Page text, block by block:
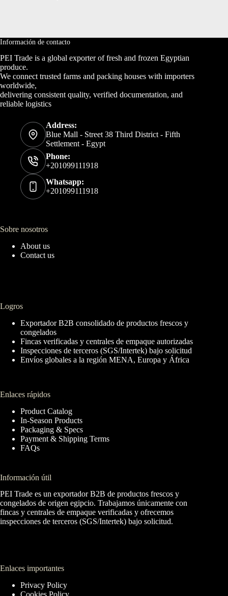
Información de contacto
PEI Trade is a global exporter of fresh and frozen Egyptian
produce.
We connect trusted farms and packing houses with importers
worldwide,
delivering consistent quality, verified documentation, and
reliable logistics
Address:
Blue Mall - Street 38 Third District - Fifth
Settlement - Egypt
Phone:
+201099111918
Whatsapp:
+201099111918
Sobre nosotros
About us
Contact us
Logros
Exportador B2B consolidado de productos frescos y
congelados
Fincas verificadas y centrales de empaque autorizadas
Inspecciones de terceros (SGS/Intertek) bajo solicitud
Envíos globales a la región MENA, Europa y África
Enlaces rápidos
Product Catalog
In-Season Products
Packaging & Specs
Payment & Shipping Terms
FAQs
Información útil
PEI Trade es un exportador B2B de productos frescos y
congelados de origen egipcio. Trabajamos únicamente con
fincas y centrales de empaque verificadas y ofrecemos
inspecciones de terceros (SGS/Intertek) bajo solicitud.
Enlaces importantes
Privacy Policy